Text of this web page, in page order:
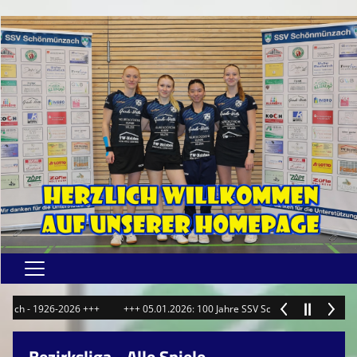
Home
Damen
- 1926-2026 +++ +++ 05.01.2026: 100 Jahre SSV Schönmünzach - 1926-